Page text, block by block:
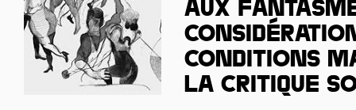
aux
conditions
la critique